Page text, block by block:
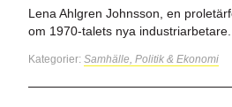
Lena Ahlgren Johnsson, en
om 1970-talets nya industriarbetare.
Kategorier: Samhälle, Politik & Ekonomi